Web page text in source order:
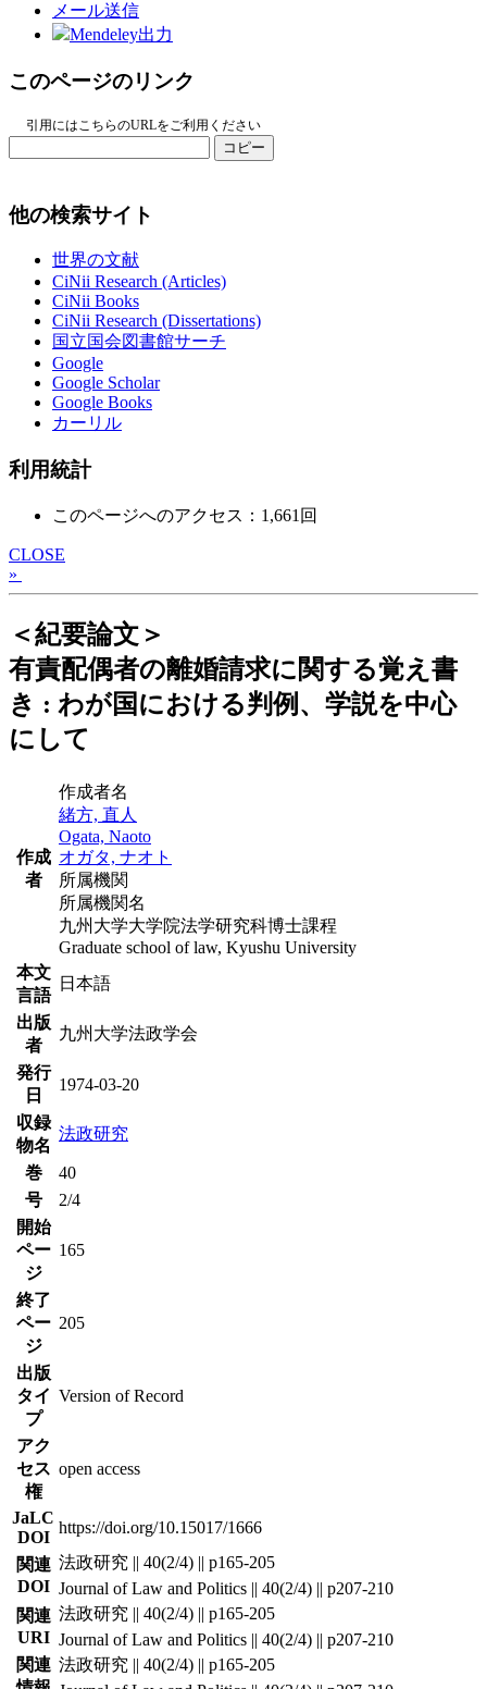
メール送信
Mendeley出力
このページのリンク
引用にはこちらのURLをご利用ください
コピー
他の検索サイト
世界の文献
CiNii Research (Articles)
CiNii Books
CiNii Research (Dissertations)
国立国会図書館サーチ
Google
Google Scholar
Google Books
カーリル
利用統計
このページへのアクセス：1,661回
CLOSE
»
＜紀要論文＞
有責配偶者の離婚請求に関する覚え書
き : わが国における判例、学説を中心
にして
作成
者
作成者名
緒方, 直人
Ogata, Naoto
オガタ, ナオト
所属機関
所属機関名
九州大学大学院法学研究科博士課程
Graduate school of law, Kyushu University
本文
言語
日本語
出版
者
九州大学法政学会
発行
日
1974-03-20
収録
物名
法政研究
巻
40
号
2/4
開始
ペー
ジ
165
終了
ペー
ジ
205
出版
タイ
プ
Version of Record
アク
セス
権
open access
JaLC
DOI
https://doi.org/10.15017/1666
関連
DOI
法政研究 || 40(2/4) || p165-205
Journal of Law and Politics || 40(2/4) || p207-210
関連
URI
法政研究 || 40(2/4) || p165-205
Journal of Law and Politics || 40(2/4) || p207-210
関連 法政研究 || 40(2/4) || p165-205